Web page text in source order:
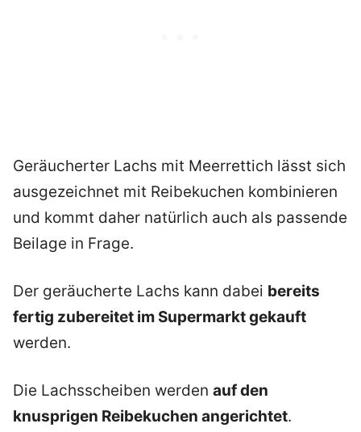
Geräucherter Lachs mit Meerrettich lässt sich
ausgezeichnet mit Reibekuchen kombinieren
und kommt daher natürlich auch als passende
Beilage in Frage.
Der geräucherte Lachs kann dabei bereits
fertig zubereitet im Supermarkt gekauft
werden.
Die Lachsscheiben werden auf den
knusprigen Reibekuchen angerichtet.